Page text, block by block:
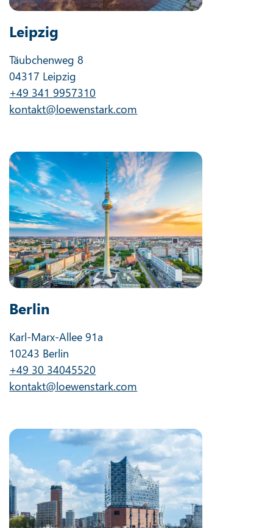
Leipzig
Täubchenweg 8
04317 Leipzig
+49 341 9957310
kontakt@loewenstark.com
Berlin
Karl-Marx-Allee 91a
10243 Berlin
+49 30 34045520
kontakt@loewenstark.com